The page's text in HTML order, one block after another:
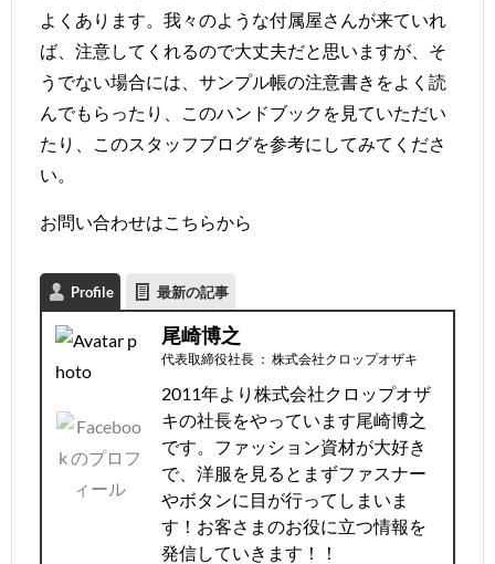
よくあります。我々のような付属屋さんが来ていれ
ば、注意してくれるので大丈夫だと思いますが、そ
うでない場合には、サンプル帳の注意書きをよく読
んでもらったり、このハンドブックを見ていただい
たり、このスタッフブログを参考にしてみてくださ
い。
お問い合わせはこちらから
Profile 最新の記事
尾崎博之
代表取締役社長 ： 株式会社クロップオザキ
2011年より株式会社クロップオザ
キの社長をやっています尾崎博之
です。ファッション資材が大好き
で、洋服を見るとまずファスナー
やボタンに目が行ってしまいま
す！お客さまのお役に立つ情報を
発信していきます！！